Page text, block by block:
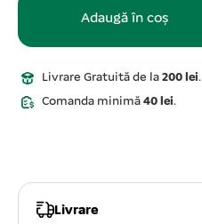
Adaugă în coș
Livrare Gratuită de la 200 lei.
Comanda minimă 40 lei.
Livrare